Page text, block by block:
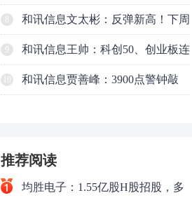
法代理维权敲诈勒索案件
和讯信息文太彬：反弹新高！下周
行情怎么走？
和讯信息王帅：科创50、创业板连
续反弹之后，重要防守线已出现
和讯信息贾善峰：3900点警钟敲
推荐阅读
均胜电子：1.55亿股H股招股，多